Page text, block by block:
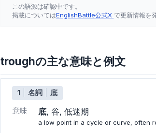
この語源は確認中です。
掲載についてはEnglishBattle公式X で更新情報を
troughの主な意味と例文
1 名詞
底
意味
底 谷 低迷期
a low point in a cycle or curve, often